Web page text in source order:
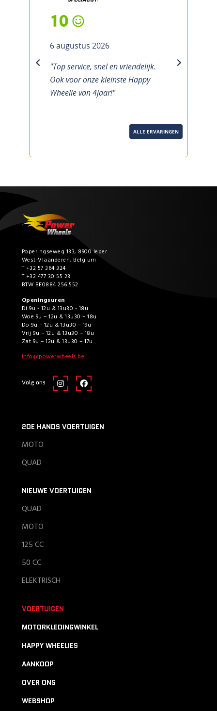
10
6 augustus 2026
"Top service, snel en vriendelijk.
Ook voor onze kleinste Happy
Wheelie van 4jaar!"
previous next
ALLE ERVARINGEN
Poperingseweg 133, 8900 Ieper
West-Vlaanderen, Belgium
T +32 57 364 324
T +32 477 30 55 23
BTW BE0884 256 552
Openingsuren
Di 9u - 12u & 13u30 - 18u
Woe 9u – 12u & 13u30 – 18u
Do 9u – 12u & 13u30 – 19u
Vrij 9u – 12u & 13u30 – 18u
Zat 9u – 12u & 13u30 – 17u
info@powerwheels.be
Volg ons
2DE HANDS VOERTUIGEN
MOTO
QUAD
NIEUWE VOERTUIGEN
QUAD
MOTO
125 CC
50 CC
ELEKTRISCH
VOERTUIGEN
MOTORKLEDINGWINKEL
HAPPY WHEELIES
AANKOOP
OVER ONS
WEBSHOP